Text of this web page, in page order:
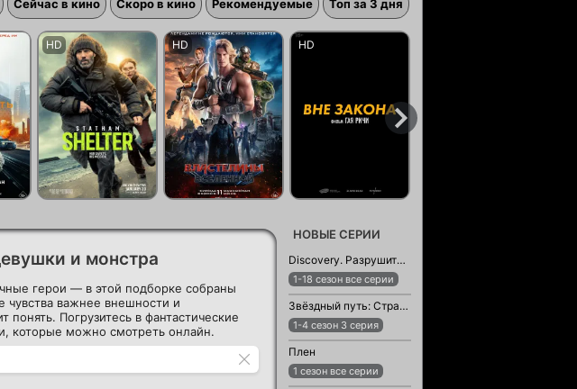
и монстра
герои — в этой подборке собраны
важнее внешности и
Погрузитесь в фантастические
которые можно смотреть онлайн.
НОВЫЕ СЕРИИ
Discovery. Разрушители легенд
1-18 сезон все серии
Звёздный путь: Странные новые миры
1-4 сезон 3 серия
Плен
1 сезон все серии
Сейчас в кино Скоро в кино Рекомендуемые Топ за 3 дня